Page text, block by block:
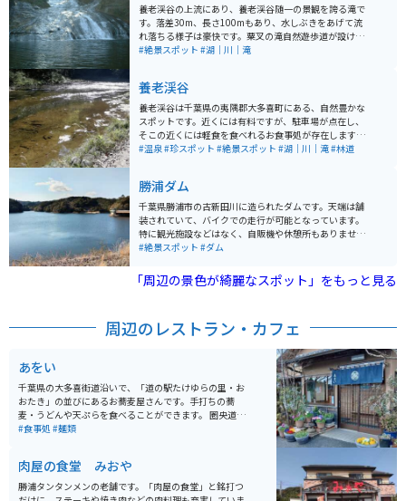
養老渓谷の上流にあり、養老渓谷随一の景観を誇る滝で
す。落差30m、長さ100mもあり、水しぶきをあげて流
れ落ちる様子は豪快です。粟叉の滝自然遊歩道が設けら
れており、アクセスやしやすいです。秋の紅葉シーズン
#絶景スポット #湖｜川｜滝
養老渓谷
養老渓谷は千葉県の夷隅郡大多喜町にある、自然豊かな
スポットです。近くには有料ですが、駐車場が点在し、
そこの近くには軽食を食べれるお食事処が存在します。
渓谷は、駐車場から下に降りて林道を歩いて行けます。
#温泉 #珍スポット #絶景スポット #湖｜川｜滝#林道
勝浦ダム
千葉県勝浦市の古新田川に造られたダムです。天端は舗
装されていて、バイクでの走行が可能となっています。
特に観光施設などはなく、自販機や休憩所もありませ
ん。堤体が芝生の斜面になっていて、子供が芝滑りなど
#絶景スポット #ダム
「周辺の景色が綺麗なスポット」をもっと見る
周辺のレストラン・カフェ
あをい
千葉県の大多喜街道沿いで、「道の駅たけゆらの里・お
おたき」の並びにあるお蕎麦屋さんです。手打ちの蕎
麦・うどんや天ぷらを食べることができます。 圏央道・
市原鶴舞インターと勝浦市街のちょうど中間ぐらいにあ
ます。隣にファミリーマートがあるので、ランチ休憩つ
いでに買い物もしたい時など便利です。
#食事処 #麺類
肉屋の食堂 みおや
勝浦タンタンメンの老舗です。「肉屋の食堂」と銘打つ